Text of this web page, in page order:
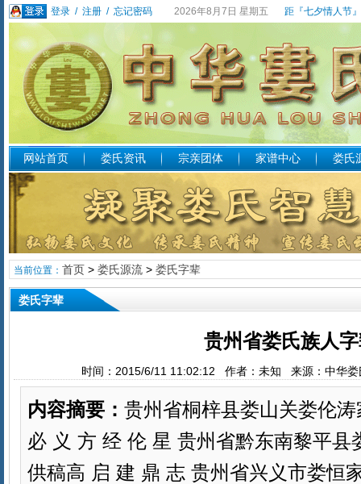
登录/ 注册/ 忘记密码 2026年8月7日 星期五 距『七夕情人节
网站首页 娄氏资讯 宗亲团体 家谱中心 娄氏
当前位置： 首页> 娄氏源流> 娄氏字辈
娄氏字辈
贵州省娄氏族人
时间：2015/6/11 11:02:12 作者：未知 来源：中华
内容摘要： 贵州省桐梓县娄山关娄伦
必 义 方 经 伦 星 贵州省黔东南黎平县
供稿高 启 建 鼎 志 贵州省兴义市娄恒